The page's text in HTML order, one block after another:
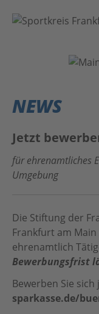
VEREINE
ÜBER UNS
Anleitung
#BeActive
MainSport APP
Home
Datenschutz
Impressum
NEWS
Jetzt
für ehrenamtliches
Umgebung
Die Stiftung der
Frankfurt am
ehrenamtlich
Bewerbungsfrist
Bewerben Sie
sparkasse.de/